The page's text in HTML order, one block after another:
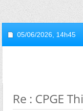
05/06/2026, 14h45
Re : CPGE